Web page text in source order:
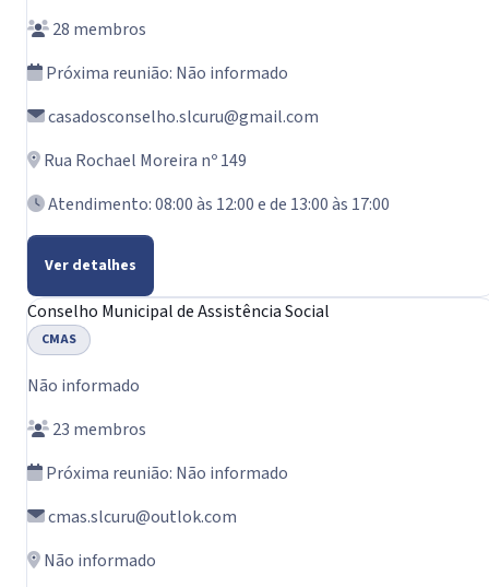
28 membros
Próxima reunião: Não informado
casadosconselho.slcuru@gmail.com
Rua Rochael Moreira nº 149
Atendimento: 08:00 às 12:00 e de 13:00 às 17:00
Ver detalhes
Conselho Municipal de Assistência Social
CMAS
Não informado
23 membros
Próxima reunião: Não informado
cmas.slcuru@outlok.com
Não informado